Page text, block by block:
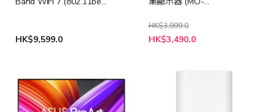
裝) (NE-AZBET1V)
HK$9,599.0
HK$3,999.0
特
殊
HK$3,490.0